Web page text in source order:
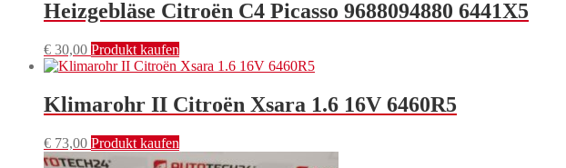
Heizgebläse Citroën C4 Picasso 9688094880 6441X5
€ 30,00 Produkt kaufen
Klimarohr II Citroën Xsara 1.6 16V 6460R5
€ 73,00 Produkt kaufen